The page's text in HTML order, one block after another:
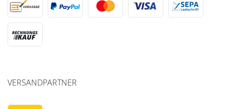
VERSANDPARTNER